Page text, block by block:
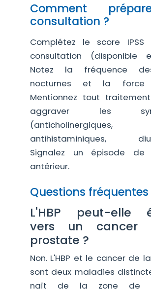
Comment
consultation ?
Complétez le score
consultation (disponible
Notez la fréquence
nocturnes et la
Mentionnez tout
aggraver les
(anticholinergiques,
antihistaminiques,
Signalez un épisode de
antérieur.
Questions fréquentes
L'HBP peut-elle
vers un cancer
prostate ?
Non. L'HBP et le cancer de
sont deux maladies
naît de la zone de